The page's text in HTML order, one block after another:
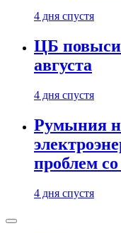
4 дня спустя
ЦБ
августа
4 дня спустя
Румыния
проблем
4 дня спустя